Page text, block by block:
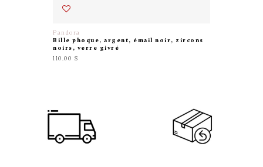
Pandora
Bille phoque, argent, émail noir, zircons
noirs, verre givré
110.00 $